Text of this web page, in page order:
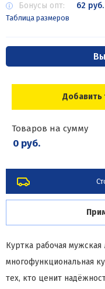
Бонусы опт:
62 руб.
Таблица размеров
Добавить
Товаров на сумму
0 руб.
Куртка рабочая
многофункциональная
тех, кто ценит